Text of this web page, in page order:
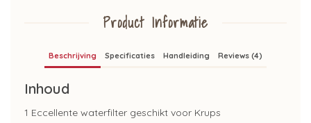
Product Informatie
Beschrijving Specificaties Handleiding Reviews (4)
Inhoud
1 Eccellente waterfilter geschikt voor Krups